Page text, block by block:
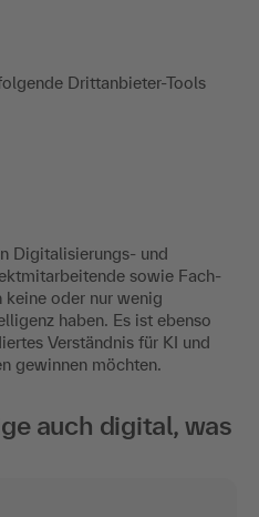
Drittanbieter-Tools
Digitalisierungs- und
sowie Fach-
keine oder nur wenig
haben. Es ist ebenso
Verständnis für KI und
gewinnen möchten.
auch digital, was